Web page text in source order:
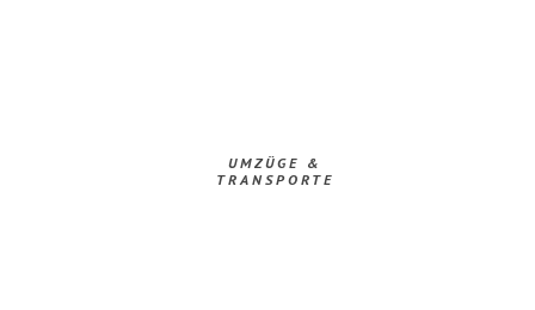
UMZÜGE &
TRANSPORTE